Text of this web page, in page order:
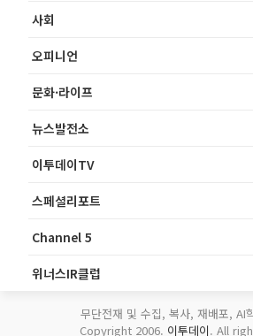
사회
오피니언
문화·라이프
뉴스발전소
이투데이TV
스페셜리포트
Channel 5
위너스IR클럽
무단전재 및 수집, 복사, 재배포, AI
Copyright 2006. 이투데이. All